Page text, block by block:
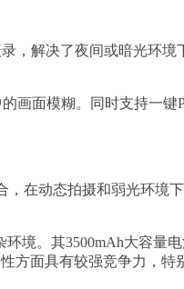
，解决了夜间或暗光环
画面模糊。同时支持一
，在动态拍摄和弱光环境
境。其3500mAh大容量
面具有较强竞争力，特